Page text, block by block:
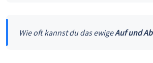
Wie oft kannst du das ewigeAuf und Ab